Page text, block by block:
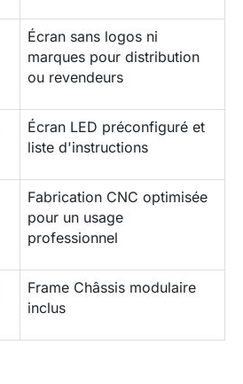
Écran sans logos ni
marques pour distribution
ou revendeurs
Écran LED préconfiguré et
liste d'instructions
Fabrication CNC optimisée
pour un usage
professionnel
Frame Châssis modulaire
inclus